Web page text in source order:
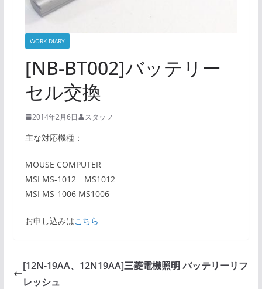
WORK DIARY
[NB-BT002]バッテリー
セル交換
2014年2月6日 スタッフ
主な対応機種：
MOUSE COMPUTER
MSI MS-1012 MS1012
MSI MS-1006 MS1006
お申し込みはこちら
[12N-19AA、12N19AA]三菱電機照明 バッテリーリフ
レッシュ